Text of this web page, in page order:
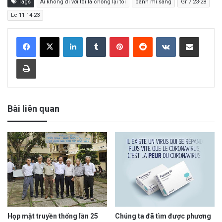
Tags Ai không đi với tôi là chống lại tôi bánh mì sáng Gr 7 23-28
Lc 11 14-23
Bài liên quan
Họp mặt truyền thống lần 25
Chúng ta đã tìm được phương